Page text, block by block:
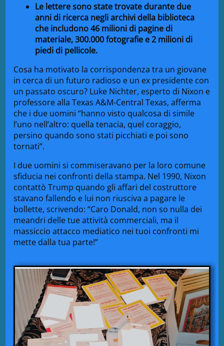
Le lettere sono state trovate durante due
anni di ricerca negli archivi della biblioteca
che includono 46 milioni di pagine di
materiale, 300.000 fotografie e 2 milioni di
piedi di pellicole.
Cosa ha motivato la corrispondenza tra un giovane
in cerca di un futuro radioso e un ex presidente con
un passato oscuro? Luke Nichter, esperto di Nixon e
professore alla Texas A&M-Central Texas, afferma
che i due uomini “hanno visto qualcosa di simile
l’uno nell’altro: quella tenacia, quel coraggio,
persino quando sono stati picchiati e poi sono
tornati”.
I due uomini si commiseravano per la loro comune
sfiducia nei confronti della stampa. Nel 1990, Nixon
contattò Trump quando gli affari del costruttore
stavano fallendo e lui non riusciva a pagare le
bollette, scrivendo: “Caro Donald, non so nulla dei
meandri delle tue attività commerciali, ma il
massiccio attacco mediatico nei tuoi confronti mi
mette dalla tua parte!”